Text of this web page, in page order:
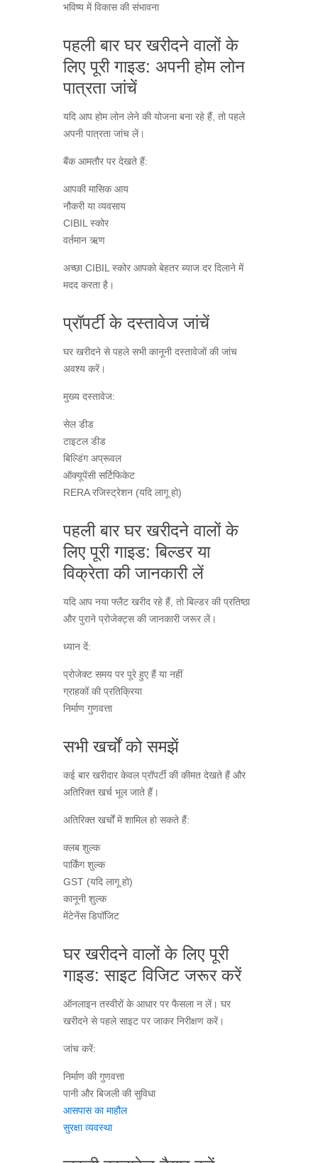
भविष्य में विकास की संभावना
पहली बार घर खरीदने वालों के
लिए पूरी गाइड: अपनी होम लोन
पात्रता जांचें
यदि आप होम लोन लेने की योजना बना रहे हैं, तो पहले
अपनी पात्रता जांच लें।
बैंक आमतौर पर देखते हैं:
आपकी मासिक आय
नौकरी या व्यवसाय
CIBIL स्कोर
वर्तमान ऋण
अच्छा CIBIL स्कोर आपको बेहतर ब्याज दर दिलाने में
मदद करता है।
प्रॉपर्टी के दस्तावेज जांचें
घर खरीदने से पहले सभी कानूनी दस्तावेजों की जांच
अवश्य करें।
मुख्य दस्तावेज:
सेल डीड
टाइटल डीड
बिल्डिंग अप्रूवल
ऑक्यूपेंसी सर्टिफिकेट
RERA रजिस्ट्रेशन (यदि लागू हो)
पहली बार घर खरीदने वालों के
लिए पूरी गाइड: बिल्डर या
विक्रेता की जानकारी लें
यदि आप नया फ्लैट खरीद रहे हैं, तो बिल्डर की प्रतिष्ठा
और पुराने प्रोजेक्ट्स की जानकारी जरूर लें।
ध्यान दें:
प्रोजेक्ट समय पर पूरे हुए हैं या नहीं
ग्राहकों की प्रतिक्रिया
निर्माण गुणवत्ता
सभी खर्चों को समझें
कई बार खरीदार केवल प्रॉपर्टी की कीमत देखते हैं और
अतिरिक्त खर्च भूल जाते हैं।
अतिरिक्त खर्चों में शामिल हो सकते हैं:
क्लब शुल्क
पार्किंग शुल्क
GST (यदि लागू हो)
कानूनी शुल्क
मेंटेनेंस डिपॉजिट
घर खरीदने वालों के लिए पूरी
गाइड: साइट विजिट जरूर करें
ऑनलाइन तस्वीरों के आधार पर फैसला न लें। घर
खरीदने से पहले साइट पर जाकर निरीक्षण करें।
जांच करें:
निर्माण की गुणवत्ता
पानी और बिजली की सुविधा
आसपास का माहौल
सुरक्षा व्यवस्था